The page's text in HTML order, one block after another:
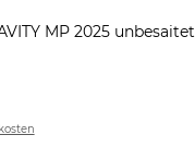
MP 2025 unbesaitet